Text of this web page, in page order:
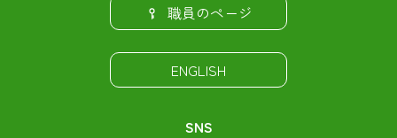
職員のページ
ENGLISH
SNS